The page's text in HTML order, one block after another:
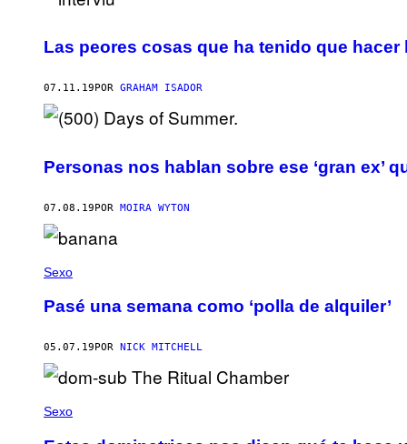
Las peores cosas que ha tenido que
07.11.19 POR GRAHAM ISADOR
Personas nos hablan sobre ese ‘gran ex’
07.08.19POR MOIRA WYTON
Sexo
Pasé una semana como ‘polla de alquiler’
05.07.19 POR NICK MITCHELL
Sexo